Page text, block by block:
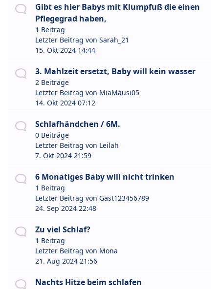
Gibt es hier Babys mit Klumpfuß die einen
Pflegegrad haben,
1 Beitrag
Letzter Beitrag von Sarah_21
15. Okt 2024 14:44
3. Mahlzeit ersetzt, Baby will kein wasser
2 Beiträge
Letzter Beitrag von MiaMausi05
14. Okt 2024 07:12
Schlafhändchen / 6M.
0 Beiträge
Letzter Beitrag von Leilah
7. Okt 2024 21:59
6 Monatiges Baby will nicht trinken
1 Beitrag
Letzter Beitrag von Gast123456789
24. Sep 2024 22:48
Zu viel Schlaf?
1 Beitrag
Letzter Beitrag von Mona
21. Aug 2024 21:56
Nachts Hitze beim schlafen